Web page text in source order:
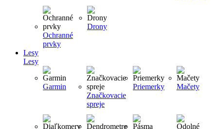
Ochranné
prvky
Drony
Lesy
Lesy
Garmin
Značkovacie
spreje
Priemerky Mačety